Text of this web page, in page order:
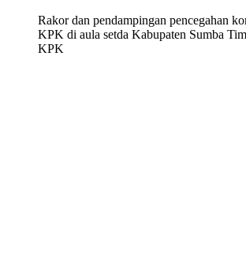
Rakor dan pendampingan pencegahan
KPK di aula setda Kabupaten Sumba
KPK